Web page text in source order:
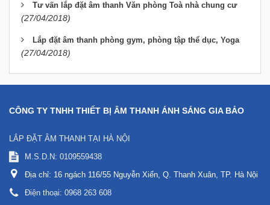
Tư vấn lắp đặt âm thanh Văn phòng Toà nhà chung cư
(27/04/2018)
Lắp đặt âm thanh phòng gym, phòng tập thể dục, Yoga
(27/04/2018)
CÔNG TY TNHH THIẾT BỊ ÂM THANH ÁNH SÁNG GIA BẢO
LẮP ĐẶT ÂM THANH TẠI HÀ NỘI
M.S.D.N: 0109559438
Địa chỉ: 16 ngách 116/55 Nguyễn Xiển, Q. Thanh Xuân, TP. Hà Nội
Điện thoại: 0968 263 608